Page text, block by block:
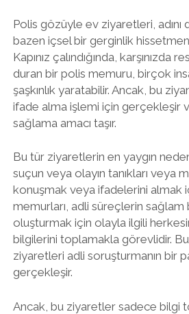
Polis gözüyle ev ziyaretleri, adını
bazen içsel bir gerginlik
Kapınız çalındığında, karşınızda
duran bir polis memuru, birçok
şaşkınlık yaratabilir. Ancak, bu
ifade alma işlemi için gerçekleşir
sağlama amacı taşır.
Bu tür ziyaretlerin en yaygın
suçun veya olayın tanıkları veya
konuşmak veya ifadelerini almak
memurları, adli süreçlerin sağlam
oluşturmak için olayla ilgili
bilgilerini toplamakla görevlidir.
ziyaretleri adli soruşturmanın bir
gerçekleşir.
Ancak, bu ziyaretler sadece bilgi